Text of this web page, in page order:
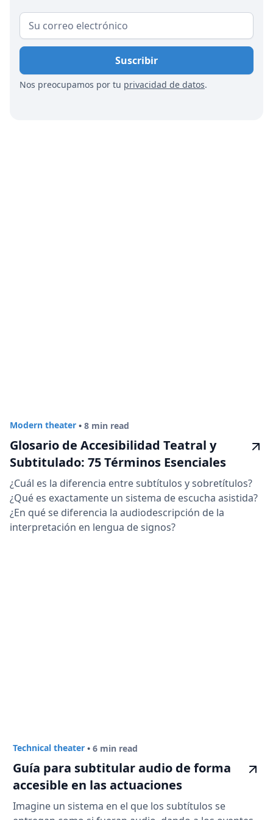
Nos preocupamos por tu privacidad de datos.
acceder a una opción muy asequible que mejora
la accesibilidad para todos.
Modern theater • 8 min read
Glosario de Accesibilidad Teatral y
Subtitulado: 75 Términos Esenciales
¿Cuál es la diferencia entre subtítulos y sobretítulos?
¿Qué es exactamente un sistema de escucha asistida?
¿En qué se diferencia la audiodescripción de la
interpretación en lengua de signos?
Technical theater • 6 min read
Guía para subtitular audio de forma
accesible en las actuaciones
Imagine un sistema en el que los subtítulos se